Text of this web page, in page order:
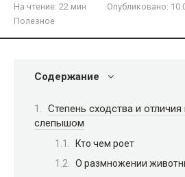
На чтение: 22 мин Опубликовано:
Полезное
Содержание
Степень сходства и
слепышом
Кто чем роет
О размножении